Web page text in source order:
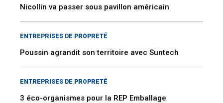
Nicollin va passer sous pavillon américain
ENTREPRISES DE PROPRETÉ
Poussin agrandit son territoire avec Suntech
ENTREPRISES DE PROPRETÉ
3 éco-organismes pour la REP Emballage